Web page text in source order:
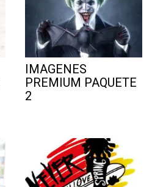
IMAGENES
PREMIUM PAQUETE
2